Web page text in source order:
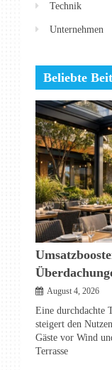
Technik
Unternehmen
Beliebte
August 4, 2026
Eine durchdachte
steigert den
Gäste vor Wind
Terrasse